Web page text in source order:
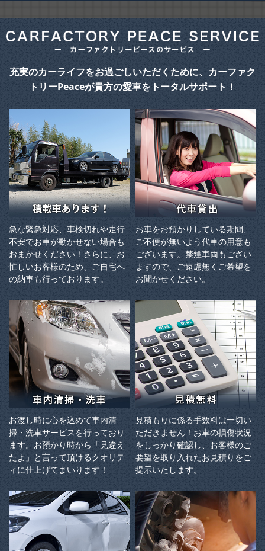
充実のカーライフをお過ごしいただくために、カーファク
トリーPeaceが貴方の愛車をトータルサポート！
急な緊急対応、車検切れや走行
不安でお車が動かせない場合も
おまかせください！さらに、お
忙しいお客様のため、ご自宅へ
の納⾞も⾏っております。
お車をお預かりしている期間、
ご不便が無いよう代車の用意も
ございます。禁煙車両もござい
ますので、ご遠慮無くご希望を
お聞かせください。
お渡し時に心を込めて車内清
掃・洗車サービスを行っており
ます。お預かり時から「見違え
たよ」と言って頂けるクオリテ
ィに仕上げてまいります！
見積もりに係る手数料は一切い
ただきません！お車の損傷状況
をしっかり確認し、お客様のご
要望を取り入れたお見積りをご
提示いたします。